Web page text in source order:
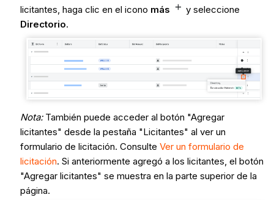
licitantes, haga clic en el icono más
y seleccione
Directorio.
Nota: También puede acceder al botón "Agregar
licitantes" desde la pestaña "Licitantes" al ver un
formulario de licitación. Consulte Ver un formulario de
licitación. Si anteriormente agregó a los licitantes, el botón
"Agregar licitantes" se muestra en la parte superior de la
página.